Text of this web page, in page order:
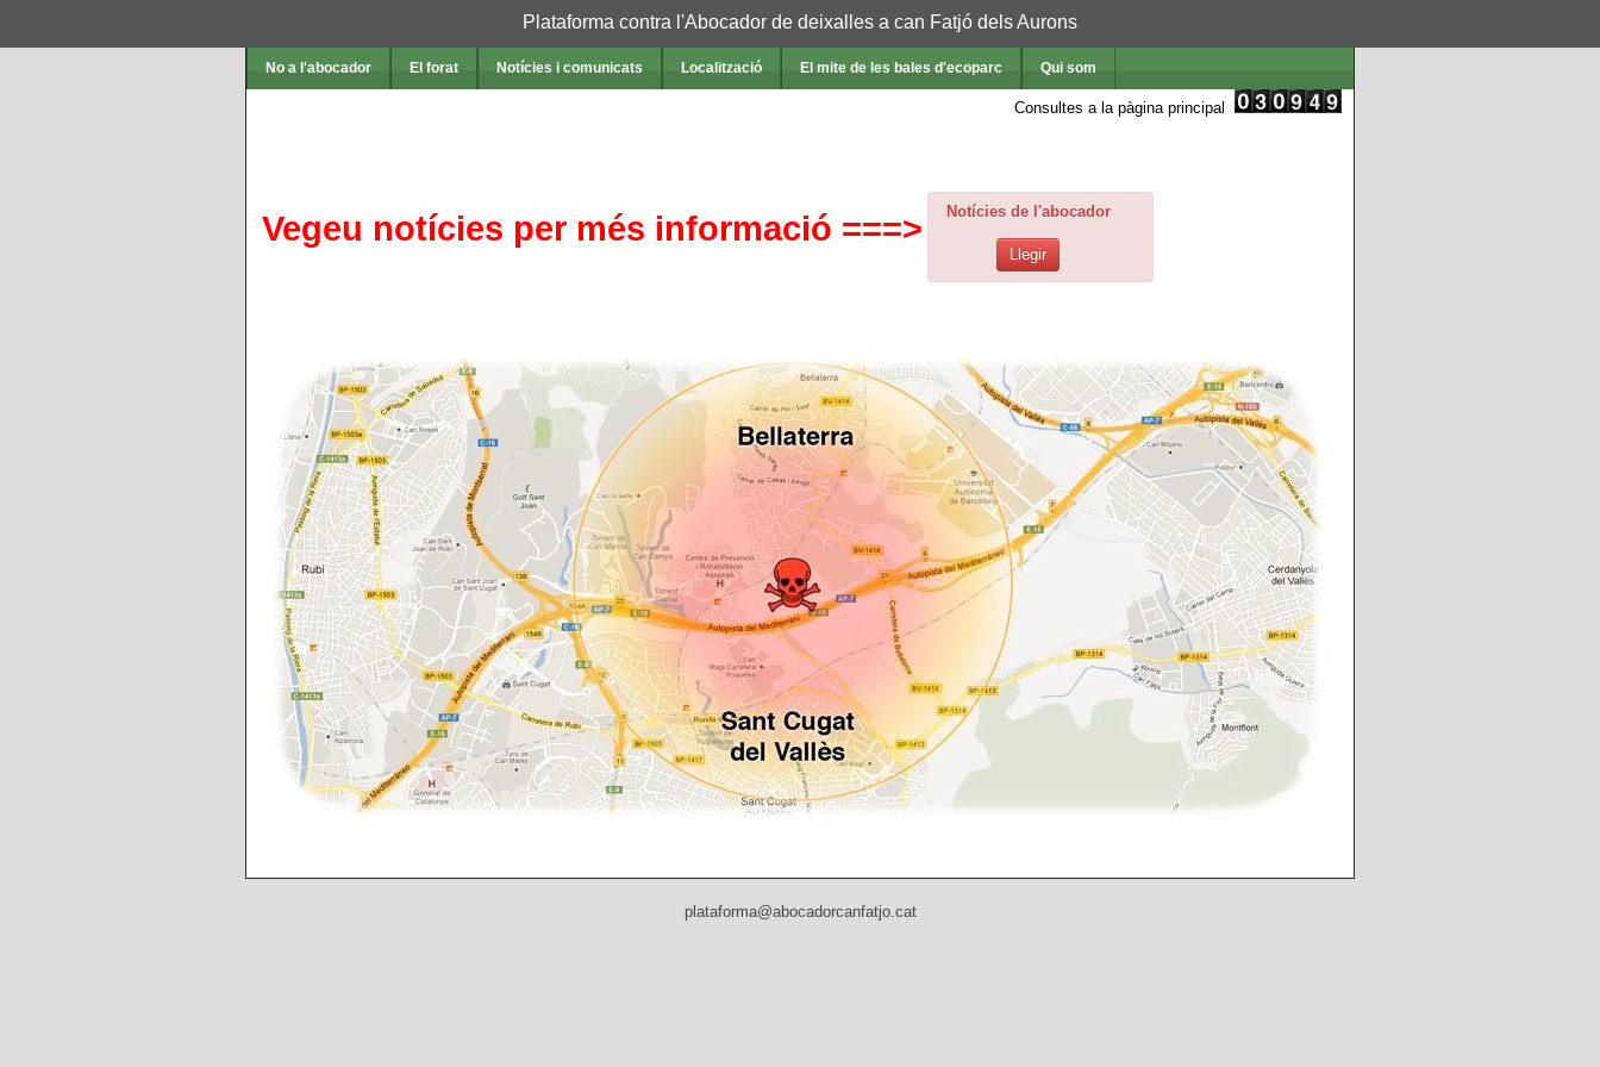
Plataforma contra l'Abocador de deixalles a can Fatjó dels Aurons
No a l'abocador El forat Notícies i comunicats Localització El mite de les bales d'ecoparc Qui som
Consultes a la pàgina principal
Vegeu notícies per més informació ===>
Notícies de l'abocador
Llegir
plataforma@abocadorcanfatjo.cat